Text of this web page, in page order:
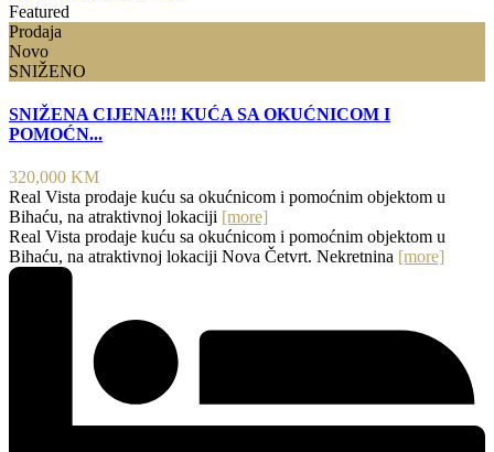
Featured
Prodaja
Novo
SNIŽENO
SNIŽENA CIJENA!!! KUĆA SA OKUĆNICOM I
POMOĆN...
320,000 KM
Real Vista prodaje kuću sa okućnicom i pomoćnim objektom u
Bihaću, na atraktivnoj lokaciji [more]
Real Vista prodaje kuću sa okućnicom i pomoćnim objektom u
Bihaću, na atraktivnoj lokaciji Nova Četvrt. Nekretnina [more]